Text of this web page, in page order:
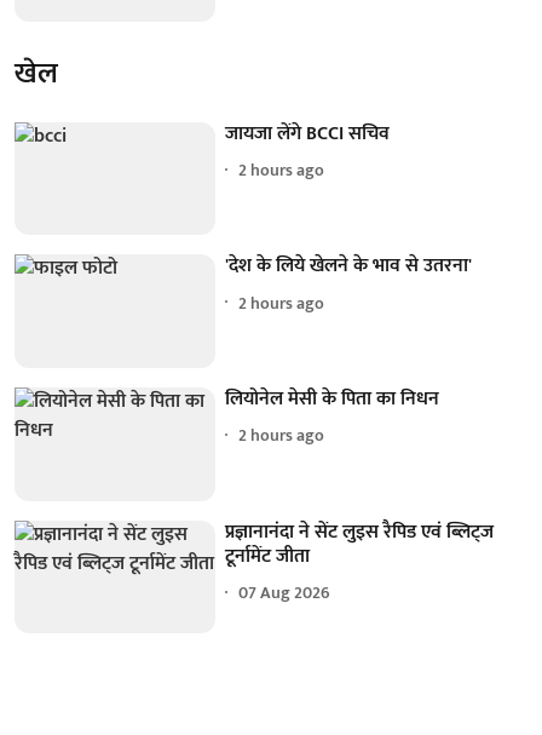
खेल
जायजा लेंगे BCCI सचिव
2 hours ago
'देश के लिये खेलने के भाव से उतरना'
2 hours ago
लियोनेल मेसी के पिता का निधन
2 hours ago
प्रज्ञानानंदा ने सेंट लुइस रैपिड एवं ब्लिट्ज
टूर्नामेंट जीता
07 Aug 2026